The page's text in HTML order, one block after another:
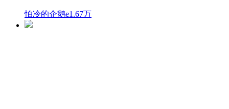
怕冷的企鹅e1.67万